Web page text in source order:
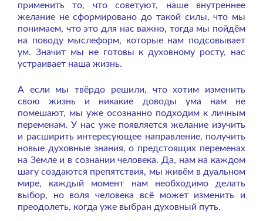
применить то, что советуют, наше внутреннее
желание не сформировано до такой силы, что мы
понимаем, что это для нас важно, тогда мы пойдём
на поводу мыслеформ, которые нам подсовывает
ум. Значит мы не готовы к духовному росту, нас
устраивает наша жизнь.
А если мы твёрдо решили, что хотим изменить
свою жизнь и никакие доводы ума нам не
помешают, мы уже осознанно подходим к личным
переменам. У нас уже появляется желание изучить
и расширить интересующее направление, получить
новые духовные знания, о предстоящих переменах
на Земле и в сознании человека. Да, нам на каждом
шагу создаются препятствия, мы живём в дуальном
мире, каждый момент нам необходимо делать
выбор, но воля человека всё может изменить и
преодолеть, когда уже выбран духовный путь.